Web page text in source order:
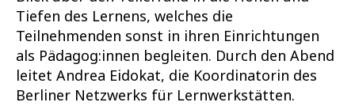
Tiefen des Lernens, welches die
Teilnehmenden sonst in ihren Einrichtungen
als Pädagog:innen begleiten. Durch den Abend
leitet Andrea Eidokat, die Koordinatorin des
Berliner Netzwerks für Lernwerkstätten.